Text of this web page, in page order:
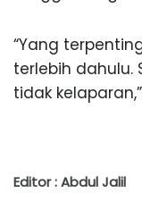
“Yang
terlebih dahulu.
tidak
Editor : Abdul Jalil